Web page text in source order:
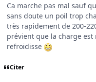
Ca marche pas mal sauf
sans doute un poil trop
très rapidement de 200-
prévient que la charge
refroidisse
Citer